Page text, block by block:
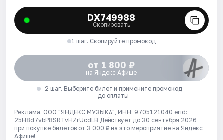
DX749988
Скопировать
1 шаг. Скопируйте промокод
от 1 800 ₽
на Яндекс Афише
2 шаг. Выберите билет и примените промокод
до оплаты
Реклама. ООО "ЯНДЕКС МУЗЫКА", ИНН: 9705121040 erid:
25H8d7vbP8SRTvHZrUcdLB Действует до 30 сентября 2026
при покупке билетов от 3 000 ₽ на это мероприятие на Яндекс
Афише!